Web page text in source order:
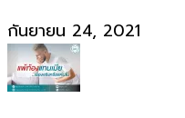
กันยายน 24, 2021